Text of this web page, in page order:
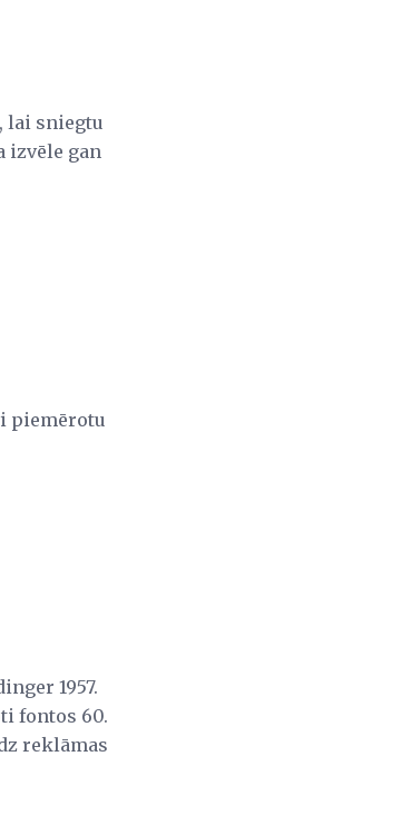
lai sniegtu
izvēle gan
piemērotu
1957.
fontos 60.
reklāmas